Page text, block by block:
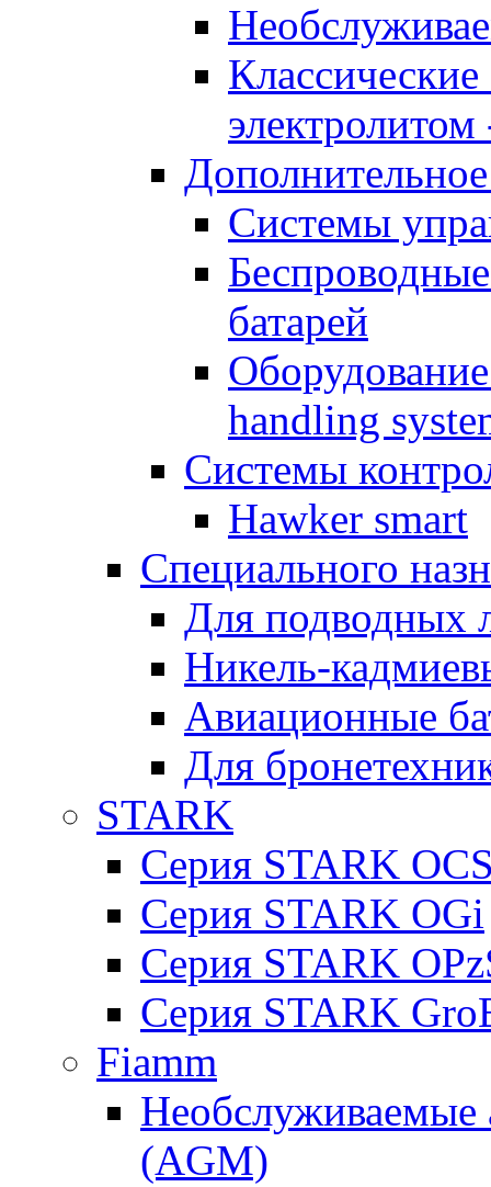
Системы
батарей
handling
Системы
Hawker smart
Специального
Для подводных
Никель-
Авиационные
Для
STARK
Серия STARK
Серия STARK OGi
Серия STARK
Серия STARK
Fiamm
Необслуживаемые
(AGM)